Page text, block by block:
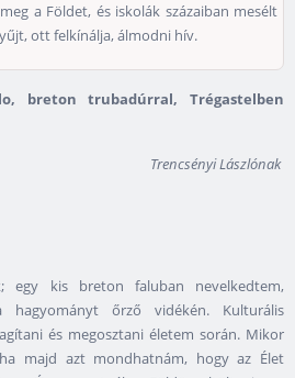
a Földet, és iskolák százaiban mesélt
ott felkínálja, álmodni hív.
breton trubadúrral, Trégastelben
Trencsényi Lászlónak
egy kis breton faluban nevelkedtem,
hagyományt őrző vidékén. Kulturális
és megosztani életem során. Mikor
majd azt mondhatnám, hogy az Élet